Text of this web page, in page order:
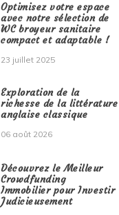
Optimisez votre espace
avec notre sélection de
WC broyeur sanitaire
compact et adaptable !
23 juillet 2025
Exploration de la
richesse de la littérature
anglaise classique
06 août 2026
Découvrez le Meilleur
Crowdfunding
Immobilier pour Investir
Judicieusement